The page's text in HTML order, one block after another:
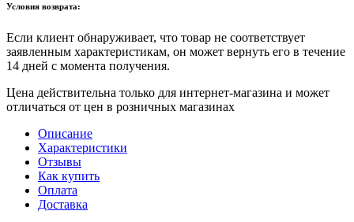
Условия возврата:
Если клиент обнаруживает, что товар не соответствует
заявленным характеристикам, он может вернуть его в течение
14 дней с момента получения.
Цена действительна только для интернет-магазина и может
отличаться от цен в розничных магазинах
Описание
Характеристики
Отзывы
Как купить
Оплата
Доставка